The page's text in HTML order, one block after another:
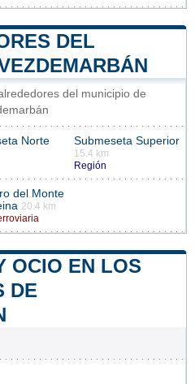
DEL
del municipio de
Norte Submeseta Superior
15.4 km
Región
del Monte
20.4 km
OCIO EN LOS
DE